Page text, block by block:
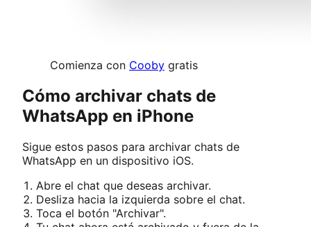
Comienza con Cooby gratis
Cómo archivar chats de
WhatsApp en iPhone
Sigue estos pasos para archivar chats de
WhatsApp en un dispositivo iOS.
Abre el chat que deseas archivar.
Desliza hacia la izquierda sobre el chat.
Toca el botón "Archivar".